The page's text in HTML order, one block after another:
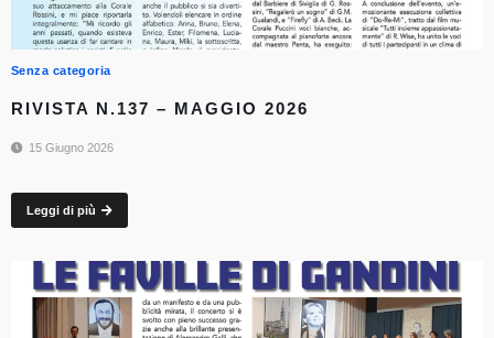
Senza categoria
RIVISTA N.137 – MAGGIO 2026
15 Giugno 2026
Leggi di più